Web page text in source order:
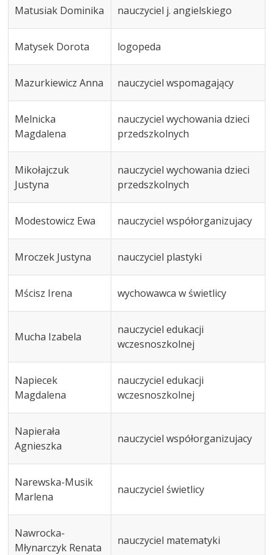
Matusiak Dominika nauczyciel j. angielskiego
Matysek Dorota logopeda
Mazurkiewicz Anna nauczyciel wspomagający
Melnicka
Magdalena
nauczyciel wychowania dzieci
przedszkolnych
Mikołajczuk
Justyna
nauczyciel wychowania dzieci
przedszkolnych
Modestowicz Ewa nauczyciel współorganizujacy
Mroczek Justyna nauczyciel plastyki
Mścisz Irena wychowawca w świetlicy
Mucha Izabela
nauczyciel edukacji
wczesnoszkolnej
Napiecek
Magdalena
nauczyciel edukacji
wczesnoszkolnej
Napierała
Agnieszka
nauczyciel współorganizujacy
Narewska-Musik
Marlena
nauczyciel świetlicy
Nawrocka-
Młynarczyk Renata
nauczyciel matematyki